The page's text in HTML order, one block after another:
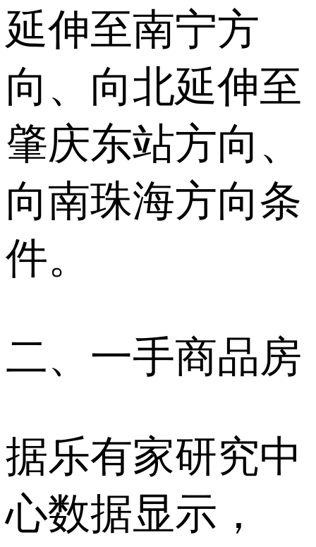
延伸至南宁方
向、向北延伸至
肇庆东站方向、
向南珠海方向条
件。
二、一手商品房
据乐有家研究中
心数据显示，